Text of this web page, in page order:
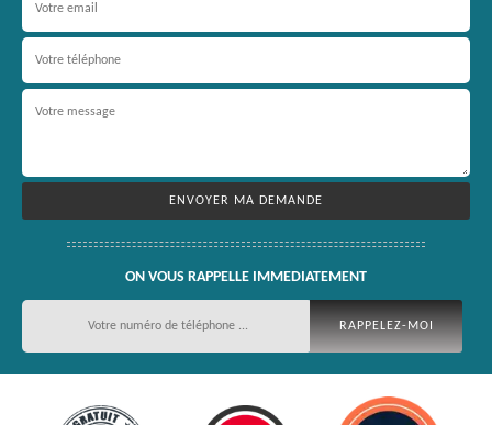
ON VOUS RAPPELLE IMMEDIATEMENT